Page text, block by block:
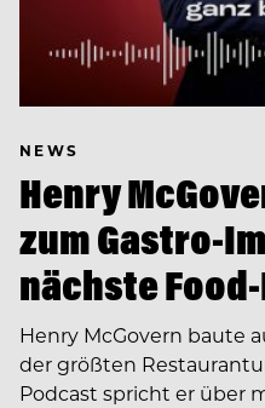
NEWS
Henry
zum Gastro-
nächste
Henry McGovern baute
der größten
Podcast spricht er über